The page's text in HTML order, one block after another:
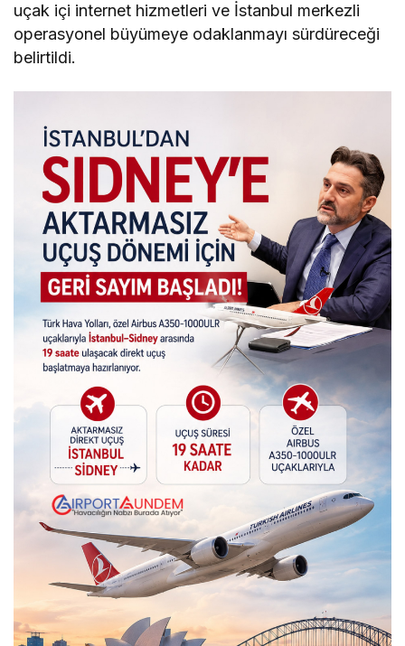
uçak içi internet hizmetleri ve İstanbul merkezli
operasyonel büyümeye odaklanmayı sürdüreceği
belirtildi.